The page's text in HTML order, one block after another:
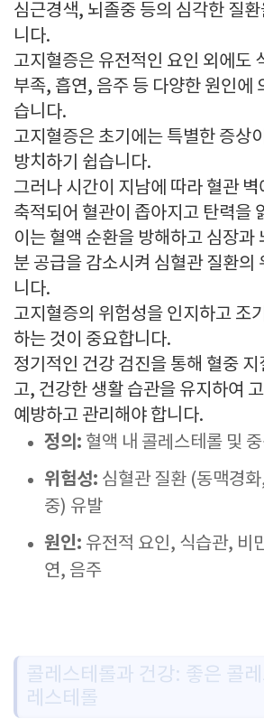
심근경색, 뇌졸중 등의 심각한 질
니다.
고지혈증은 유전적인 요인 외에도
부족, 흡연, 음주 등 다양한 원인에
습니다.
고지혈증은 초기에는 특별한 증상
방치하기 쉽습니다.
그러나 시간이 지남에 따라 혈관 벽
축적되어 혈관이 좁아지고 탄력을
이는 혈액 순환을 방해하고 심장과
분 공급을 감소시켜 심혈관 질환의
니다.
고지혈증의 위험성을 인지하고 조
하는 것이 중요합니다.
정기적인 건강 검진을 통해 혈중
고, 건강한 생활 습관을 유지하여
예방하고 관리해야 합니다.
정의: 혈액 내 콜레스테롤 및
위험성: 심혈관 질환 (동맥경
중) 유발
원인: 유전적 요인, 식습관, 비
연, 음주
콜레스테롤과 건강: 좋은 콜
레스테롤